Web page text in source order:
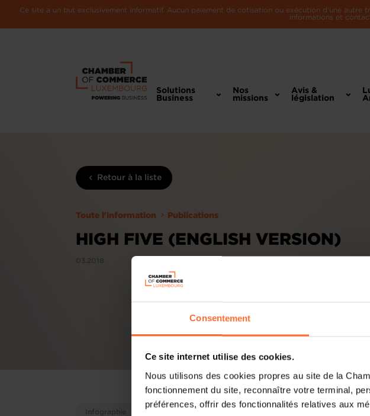
Consentement
Ce site internet utilise des cookies.
Nous utilisons des cookies propres au site de la
fonctionnement du site, reconnaître votre terminal,
préférences, offrir des fonctionnalités relatives aux
Ce site a un but exclusivement informatif. Aucun paiement de cotisation ou exécution d'une
informations et
Solutions
Business
Nos
missions
Avis &
législation
Retour à la liste
Toute l'information Publications
HIGH FIVE (ENGLISH VERSION)
Infographie